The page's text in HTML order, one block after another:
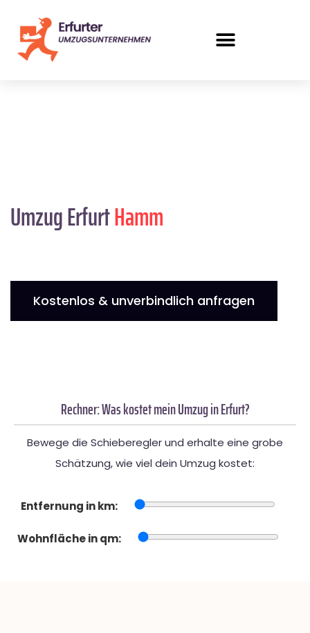
Umzug ErfurtHamm
Kostenlos & unverbindlich anfragen
Rechner: Was kostet mein Umzug in Erfurt?
Bewege die Schieberegler und erhalte eine grobe
Schätzung, wie viel dein Umzug kostet:
Entfernung in km:
Wohnfläche in qm: